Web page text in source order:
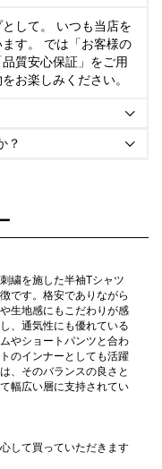
して。 いつも当店を
す。 では「お客様の
質安心保証」をご用
お楽しみください。

？ 
繍を施した半袖Tシャツ
です。格安でありながら
生地感にもこだわりが感
、通気性にも優れている
やショートパンツと合わ
のインナーとしても活躍
、そのバランスの良さと
幅広い層に支持されてい
して買っていただきます